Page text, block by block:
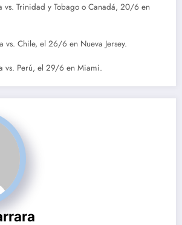
vs. Trinidad y Tobago o Canadá, 20/6 en
vs. Chile, el 26/6 en Nueva Jersey.
vs. Perú, el 29/6 en Miami.